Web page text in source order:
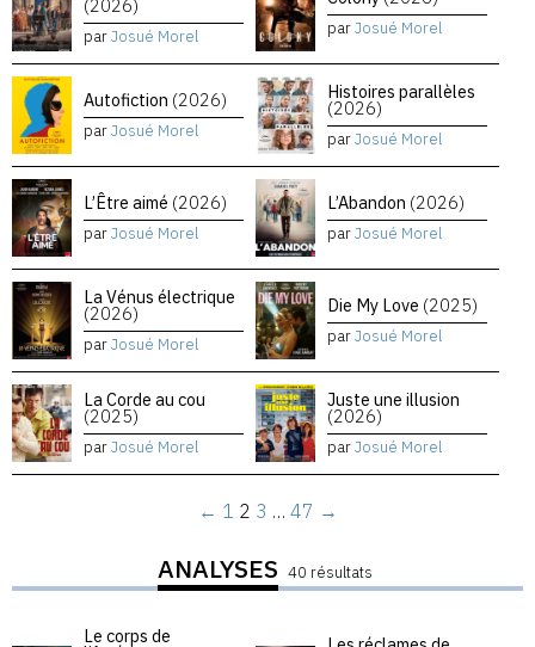
(2026)
parJosué Morel parJosué Morel
Autofiction (2026)
parJosué Morel
Histoires parallèles
(2026)
parJosué Morel
L’Être aimé (2026)
parJosué Morel
L’Abandon (2026)
parJosué Morel
La Vénus électrique
(2026)
parJosué Morel
Die My Love (2025)
parJosué Morel
La Corde au cou
(2025)
parJosué Morel
Juste une illusion
(2026)
parJosué Morel
← 1 2 3 … 47 →
ANALYSES 40 résultats
Le corps de